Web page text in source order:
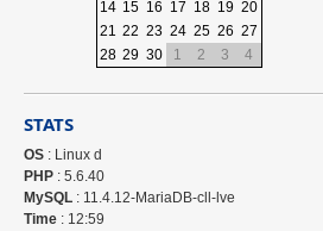
14 15 16 17 18 19 20
21 22 23 24 25 26 27
28 29 30 1 2 3 4
STATS
OS : Linux d
PHP : 5.6.40
MySQL : 11.4.12-MariaDB-cll-lve
Time : 12:59